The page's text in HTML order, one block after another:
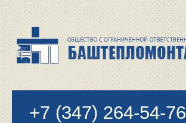
+7 (347) 264-54-76